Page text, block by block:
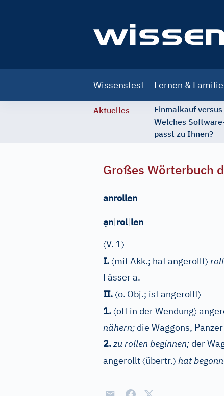
navigation
Wissenstest Lernen & Familie
Aktuelles
Einmalkauf
Welches
passt zu Ihnen?
Großes Wörterbuch
anrollen
ạn|rol|len
〈V. 1〉
I.〈mit Akk.; hat angerollt〉
Fässer a.
II.〈o. Obj.; ist angerollt〉
1.〈oft in der Wendung〉
nähern; die Waggons,
2.zu rollen beginnen; der
angerollt〈übertr.〉hat